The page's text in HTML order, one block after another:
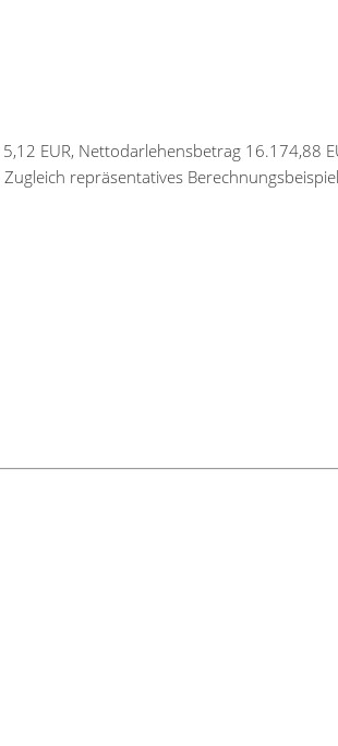
EUR, Nettodarlehensbetrag 16.174,88
repräsentatives